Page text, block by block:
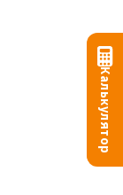
Калькулятор